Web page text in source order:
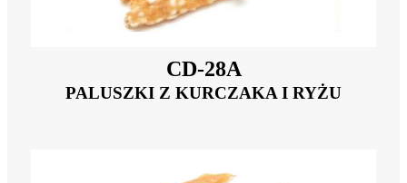
CD-28A
PALUSZKI Z KURCZAKA I RYŻU